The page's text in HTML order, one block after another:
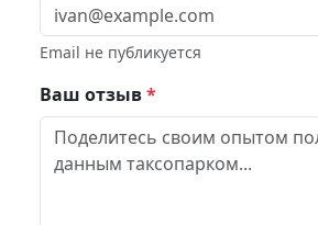
Email не публикуется
Ваш отзыв*